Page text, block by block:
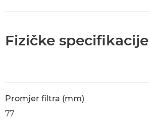
Fizičke specifikacije
Promjer filtra (mm)
77